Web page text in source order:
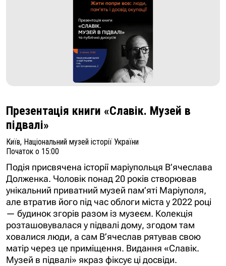
Презентація книги «Славік. Музей в
підвалі»
Київ, Національний музей історії України
Початок о 15:00
Подія присвячена історії маріупольця В’ячеслава
Долженка. Чоловік понад 20 років створював
унікальний приватний музей пам’яті Маріуполя,
але втратив його під час облоги міста у 2022 році
— будинок згорів разом із музеєм. Колекція
розташовувалася у підвалі дому, згодом там
ховалися люди, а сам В’ячеслав рятував свою
матір через це приміщення. Видання «Славік.
Музей в підвалі» якраз фіксує ці досвіди.